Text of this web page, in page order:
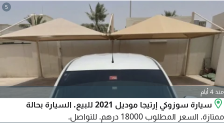
5
منذ 4 أيام
سيارة سوزوكي إرتيجا موديل 2021 للبيع. السيارة بحالة
ممتازة. السعر المطلوب 18000 درهم. للتواصل.